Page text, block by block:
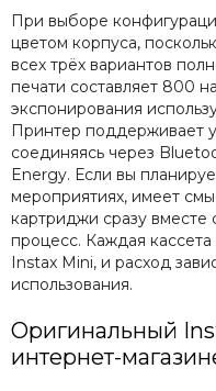
При выборе
цветом корпуса,
всех трёх вариантов
печати составляет 800
экспонирования
Принтер поддерживает
соединяясь через
Energy. Если вы
мероприятиях, имеет
картриджи сразу
процесс. Каждая
Instax Mini, и расход
использования.
Оригинальный
интернет-